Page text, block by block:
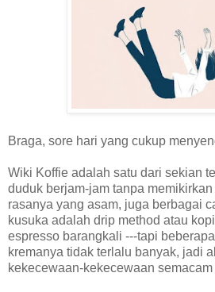
Braga, sore hari yang cukup
Wiki Koffie adalah satu dari sekian
duduk berjam-jam tanpa
rasanya yang asam, juga berbagai
kusuka adalah drip method atau
espresso barangkali ---tapi
kremanya tidak terlalu banyak, jadi
kekecewaan-kekecewaan